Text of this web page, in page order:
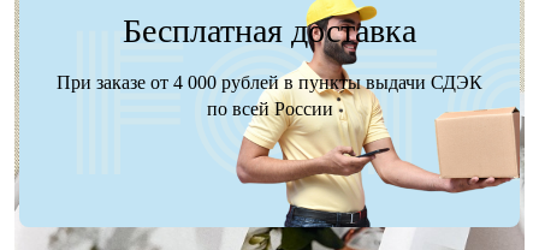
Бесплатная доставка
При заказе от 4 000 рублей в пункты выдачи СДЭК
по всей России